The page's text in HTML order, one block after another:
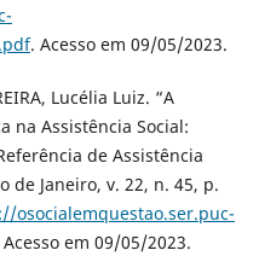
. Acesso em 09/05/2023.
Lucélia Luiz. “A
na Assistência Social:
de Assistência
de Janeiro, v. 22, n. 45, p.
osocialemquestao.ser.puc-
Acesso em 09/05/2023.